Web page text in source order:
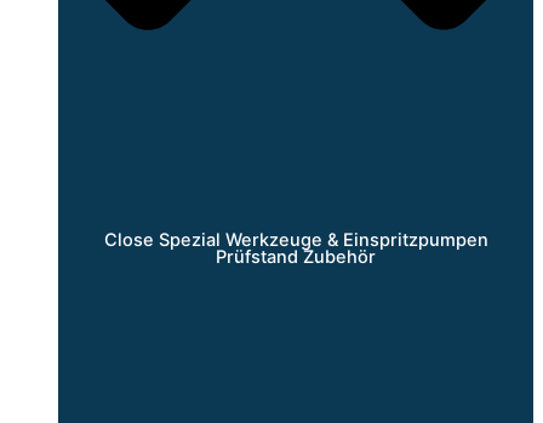
Close Spezial Werkzeuge & Einspritzpumpen
Prüfstand Zubehör